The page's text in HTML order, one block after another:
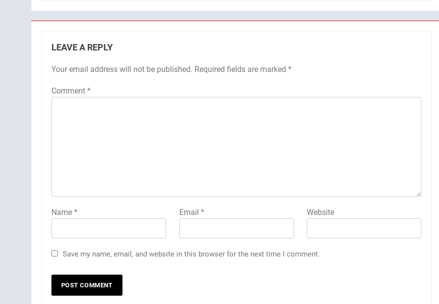
LEAVE A REPLY
Your email address will not be published. Required fields are marked *
Comment *
Name * Email * Website
Save my name, email, and website in this browser for the next time I comment.